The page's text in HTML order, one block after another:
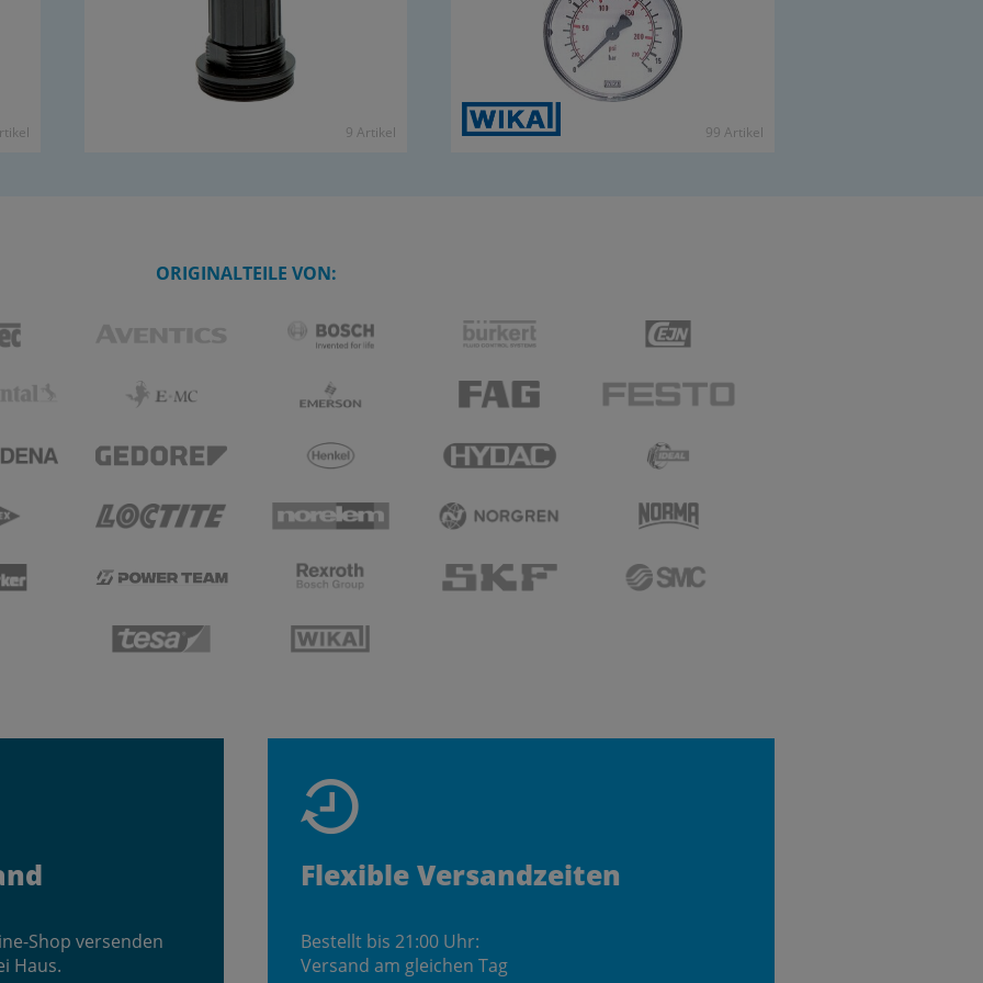
9 Ar­ti­kel 99 Ar­ti­kel
ORIGINALTEILE VON:
Shop versenden
Haus.
Flexible Versandzeiten
Bestellt bis 21:00 Uhr:
Versand am gleichen Tag